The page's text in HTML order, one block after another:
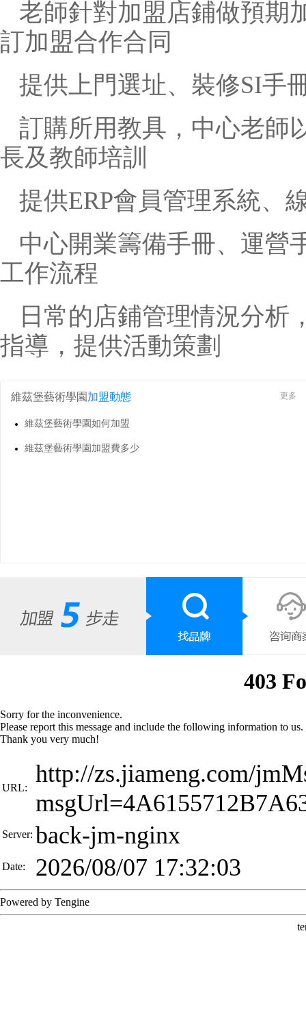
老師針對加盟店鋪做預期
訂加盟合作合同
提供上門選址、裝修SI手
訂購所用教具，中心老師
長及教師培訓
提供ERP會員管理系統、
中心開業籌備手冊、運營
工作流程
日常的店鋪管理情況分析
指導，提供活動策劃
維茲堡藝術學園 加盟動態 更多
維茲堡藝術學園如何加盟
維茲堡藝術學園加盟費多少